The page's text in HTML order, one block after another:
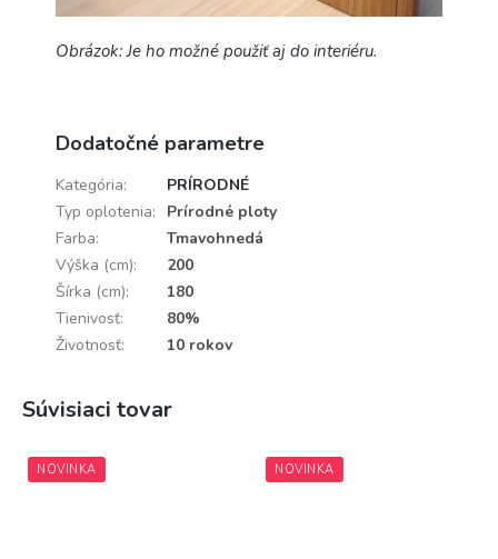
Obrázok: Je ho možné použiť aj do interiéru.
Dodatočné parametre
Kategória:
PRÍRODNÉ
Typ oplotenia:
Prírodné ploty
Farba:
Tmavohnedá
Výška (cm):
200
Šírka (cm):
180
Tienivosť:
80%
Životnosť: 10 rokov
Súvisiaci tovar
NOVINKA NOVINKA